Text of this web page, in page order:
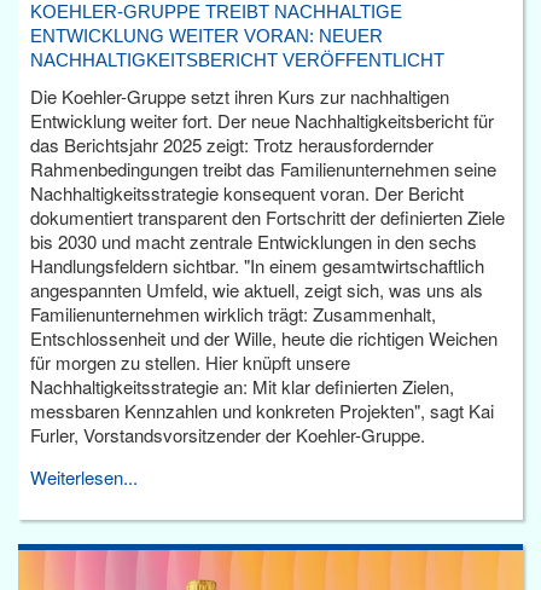
KOEHLER-GRUPPE TREIBT NACHHALTIGE
ENTWICKLUNG WEITER VORAN: NEUER
NACHHALTIGKEITSBERICHT VERÖFFENTLICHT
Die Koehler-Gruppe setzt ihren Kurs zur nachhaltigen
Entwicklung weiter fort. Der neue Nachhaltigkeitsbericht für
das Berichtsjahr 2025 zeigt: Trotz herausfordernder
Rahmenbedingungen treibt das Familienunternehmen seine
Nachhaltigkeitsstrategie konsequent voran. Der Bericht
dokumentiert transparent den Fortschritt der definierten Ziele
bis 2030 und macht zentrale Entwicklungen in den sechs
Handlungsfeldern sichtbar. "In einem gesamtwirtschaftlich
angespannten Umfeld, wie aktuell, zeigt sich, was uns als
Familienunternehmen wirklich trägt: Zusammenhalt,
Entschlossenheit und der Wille, heute die richtigen Weichen
für morgen zu stellen. Hier knüpft unsere
Nachhaltigkeitsstrategie an: Mit klar definierten Zielen,
messbaren Kennzahlen und konkreten Projekten", sagt Kai
Furler, Vorstandsvorsitzender der Koehler-Gruppe.
Weiterlesen...